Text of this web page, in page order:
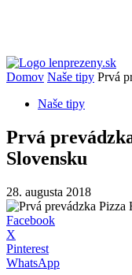
Domov Naše tipy Prvá
Naše tipy
Prvá
Slovensku
28. augusta 2018
Facebook
X
Pinterest
WhatsApp